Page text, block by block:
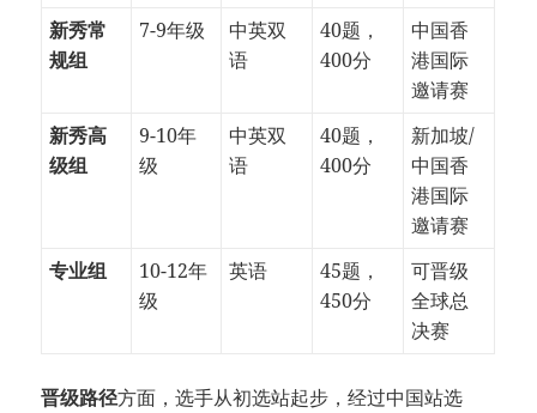
新秀常
规组
7-9年级
中英双
语
40题，
400分
中国香
港国际
邀请赛
新秀高
级组
9-10年
级
中英双
语
40题，
400分
新加坡/
中国香
港国际
邀请赛
专业组
10-12年
级
英语
45题，
450分
可晋级
全球总
决赛
晋级路径方面，选手从初选站起步，经过中国站选